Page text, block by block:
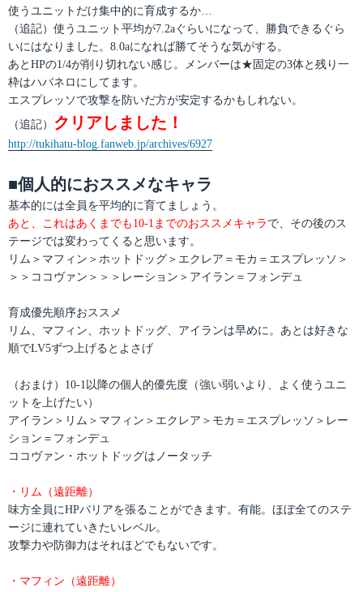
使うユニットだけ集中的に育成するか…
（追記）使うユニット平均が7.2aぐらいになって、勝負できるぐら
いにはなりました。8.0aになれば勝てそうな気がする。
あとHPの1/4が削り切れない感じ。メンバーは★固定の3体と残り一
枠はハバネロにしてます。
エスプレッソで攻撃を防いだ方が安定するかもしれない。
（追記） クリアしました！
http://tukihatu-blog.fanweb.jp/archives/6927
■個人的におススメなキャラ
基本的には全員を平均的に育てましょう。
あと、これはあくまでも10-1までのおススメキャラ で、その後のス
テージでは変わってくると思います。
リム＞マフィン＞ホットドッグ＞エクレア＝モカ＝エスプレッソ＞
＞＞ココヴァン＞＞＞レーション＞アイラン＝フォンデュ
育成優先順序おススメ
リム、マフィン、ホットドッグ、アイランは早めに。あとは好きな
順でLV5ずつ上げるとよさげ
（おまけ）10-1以降の個人的優先度（強い弱いより、よく使うユニ
ットを上げたい）
アイラン＞リム＞マフィン＞エクレア＞モカ＝エスプレッソ＞レー
ション＝フォンデュ
ココヴァン・ホットドッグはノータッチ
・リム（遠距離）
味方全員にHPバリアを張ることができます。有能。ほぼ全てのステ
ージに連れていきたいレベル。
攻撃力や防御力はそれほどでもないです。
・マフィン（遠距離）